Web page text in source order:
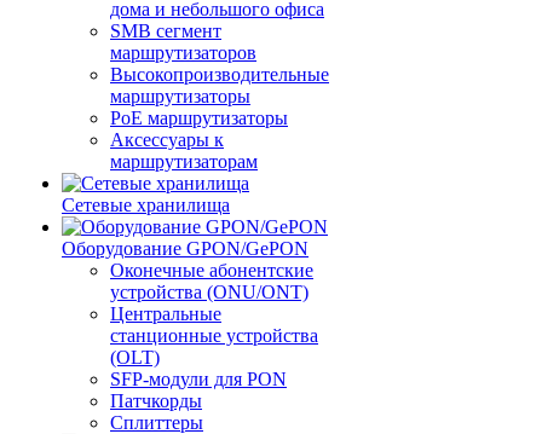
дома и небольшого офиса
SMB сегмент
маршрутизаторов
Высокопроизводительные
маршрутизаторы
PoE маршрутизаторы
Аксессуары к
маршрутизаторам
Сетевые хранилища
Оборудование GPON/GePON
Оконечные абонентские
устройства (ONU/ONT)
Центральные
станционные устройства
(OLT)
SFP-модули для PON
Патчкорды
Сплиттеры